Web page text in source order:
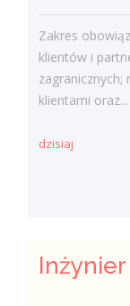
Zakres
klientów i
zagranicznych;
klientami oraz...
dzisiaj